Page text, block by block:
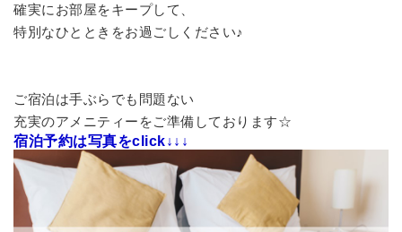
確実にお部屋をキープして、
特別なひとときをお過ごしください♪
ご宿泊は手ぶらでも問題ない
充実のアメニティーをご準備しております☆
宿泊予約は写真をclick↓↓↓